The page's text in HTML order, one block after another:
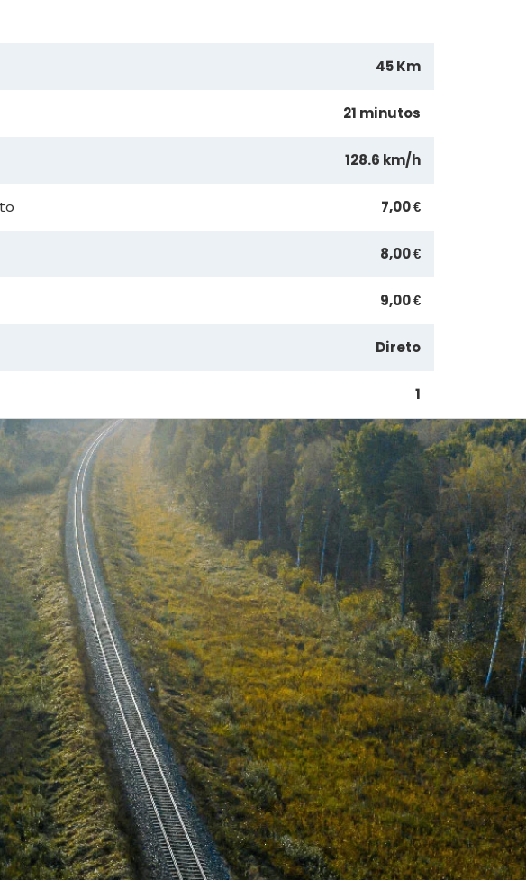
45 Km
21 minutos
128.6 km/h
7,00 €
8,00 €
9,00 €
Direto
1